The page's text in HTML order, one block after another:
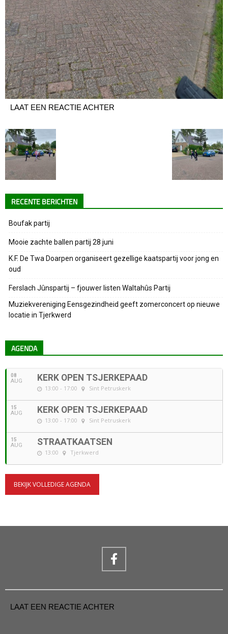
LAAT EEN REACTIE ACHTER
RECENTE BERICHTEN
Boufak partij
Mooie zachte ballen partij 28 juni
K.F. De Twa Doarpen organiseert gezellige kaatspartij voor jong en
oud
Ferslach Jûnspartij – fjouwer listen Waltahûs Partij
Muziekvereniging Eensgezindheid geeft zomerconcert op nieuwe
locatie in Tjerkwerd
AGENDA
08
AUG KERK OPEN TSJERKEPAAD
13:00 - 17:00 Sint Petruskerk
15
AUG KERK OPEN TSJERKEPAAD
13:00 - 17:00 Sint Petruskerk
15
AUG STRAATKAATSEN
13:00 Tjerkwerd
BEKIJK VOLLEDIGE AGENDA
LAAT EEN REACTIE ACHTER